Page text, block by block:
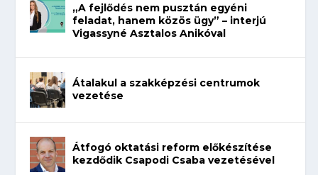
„A fejlődés nem pusztán egyéni
feladat, hanem közös ügy” – interjú
Vigassyné Asztalos Anikóval
Átalakul a szakképzési centrumok
vezetése
Átfogó oktatási reform előkészítése
kezdődik Csapodi Csaba vezetésével